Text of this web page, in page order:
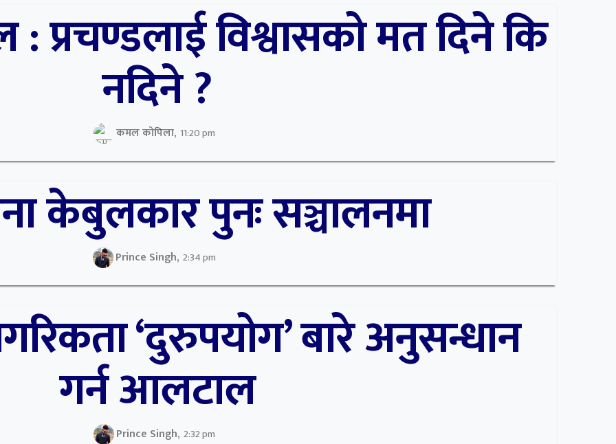
प्रचण्डलाई विश्वासको मत दिने कि
नदिने ?
कमल कोपिला, 11:20 pm
केबुलकार पुनः सञ्चालनमा
Prince Singh, 2:34 pm
‘दुरुपयोग’ बारे अनुसन्धान
गर्न आलटाल
Prince Singh, 2:32 pm